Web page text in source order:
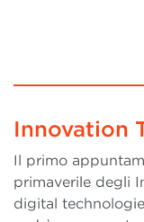
Innovation
Il primo
primaverile degli
digital